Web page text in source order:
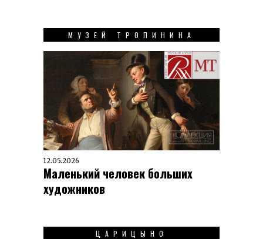
МУЗЕЙ ТРОПИНИНА
12.05.2026
Маленький человек больших
художников
ЦАРИЦЫНО